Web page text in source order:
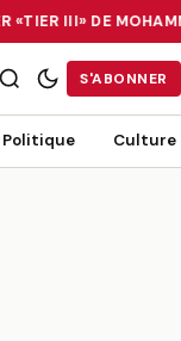
«TIER III» DE
MOHAMMADIA, UN
S'ABONNER
Politique Culture